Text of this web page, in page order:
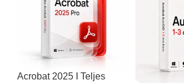
Acrobat 2025 I Teljes